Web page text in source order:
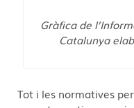
Gràfica de
Catalunya
Tot i les normatives